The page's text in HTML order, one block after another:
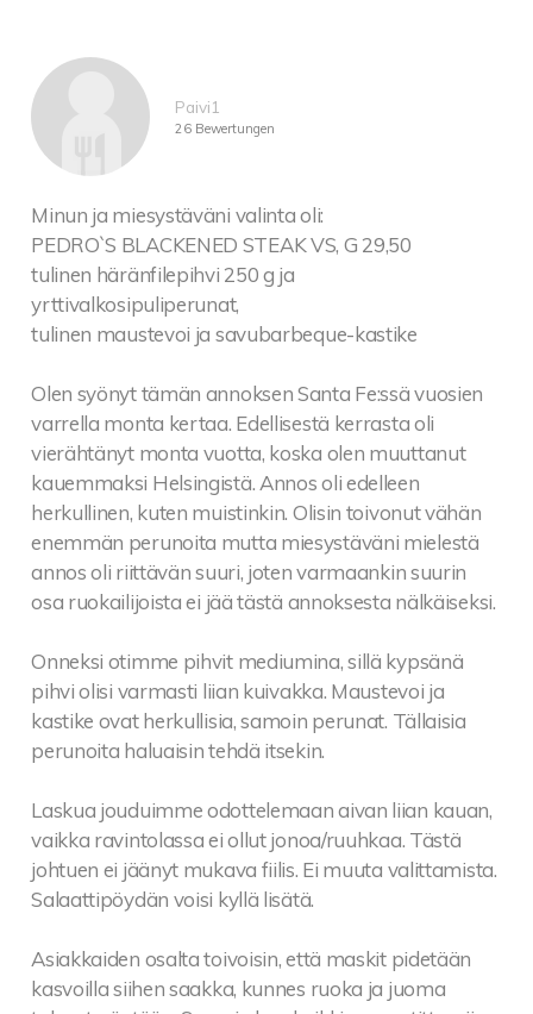
Paivi1
26 Bewertungen
Minun ja miesystäväni valinta oli:
PEDRO`S BLACKENED STEAK VS, G 29,50
tulinen häränfilepihvi 250 g ja
yrttivalkosipuliperunat,
tulinen maustevoi ja savubarbeque-kastike
Olen syönyt tämän annoksen Santa Fe:ssä vuosien
varrella monta kertaa. Edellisestä kerrasta oli
vierähtänyt monta vuotta, koska olen muuttanut
kauemmaksi Helsingistä. Annos oli edelleen
herkullinen, kuten muistinkin. Olisin toivonut vähän
enemmän perunoita mutta miesystäväni mielestä
annos oli riittävän suuri, joten varmaankin suurin
osa ruokailijoista ei jää tästä annoksesta nälkäiseksi.
Onneksi otimme pihvit mediumina, sillä kypsänä
pihvi olisi varmasti liian kuivakka. Maustevoi ja
kastike ovat herkullisia, samoin perunat. Tällaisia
perunoita haluaisin tehdä itsekin.
Laskua jouduimme odottelemaan aivan liian kauan,
vaikka ravintolassa ei ollut jonoa/ruuhkaa. Tästä
johtuen ei jäänyt mukava fiilis. Ei muuta valittamista.
Salaattipöydän voisi kyllä lisätä.
Asiakkaiden osalta toivoisin, että maskit pidetään
kasvoilla siihen saakka, kunnes ruoka ja juoma